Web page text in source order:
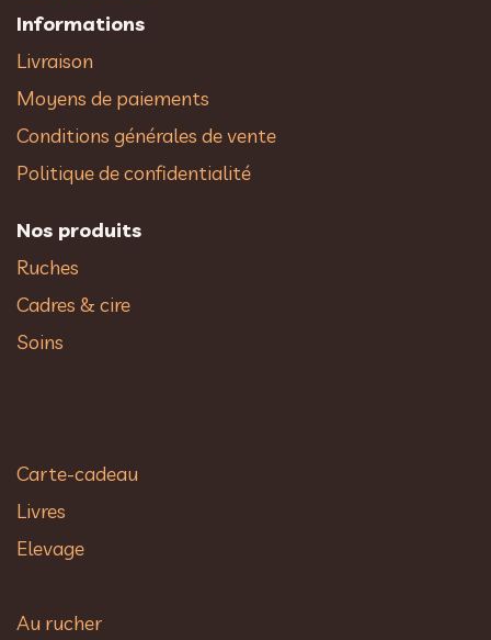
Informations
Livraison
Moyens de paiements
Conditions générales de vente
Politique de confidentialité
Nos produits
Ruches
Cadres & cire
Soins
Carte-cadeau
Livres
Elevage
Au rucher​